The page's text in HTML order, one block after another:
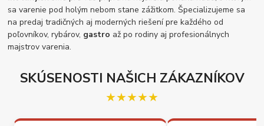
sa varenie pod holým nebom stane zážitkom. Špecializujeme sa
na predaj tradičných aj moderných riešení pre každého od
poľovníkov, rybárov, gastro až po rodiny aj profesionálnych
majstrov varenia.
SKÚSENOSTI NAŠICH ZÁKAZNÍKOV
★★★★★